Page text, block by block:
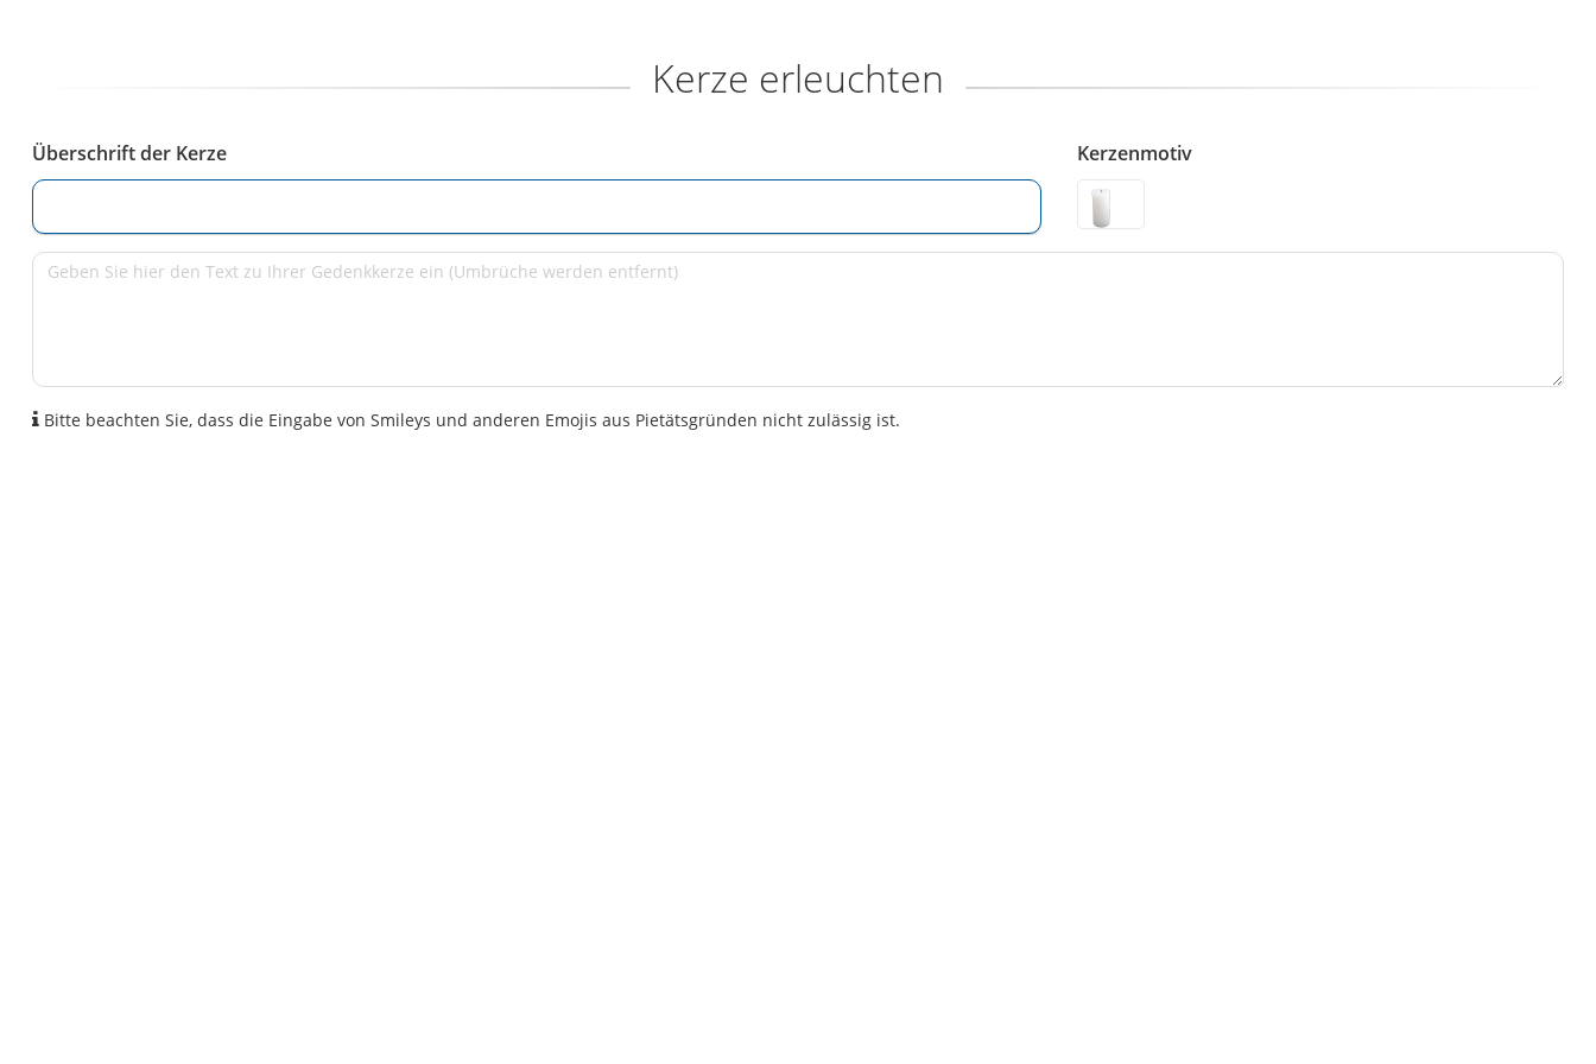
Kerze erleuchten
Überschrift der Kerze Kerzenmotiv
Bitte beachten Sie, dass die Eingabe von Smileys und anderen Emojis aus Pietätsgründen nicht zulässig ist.